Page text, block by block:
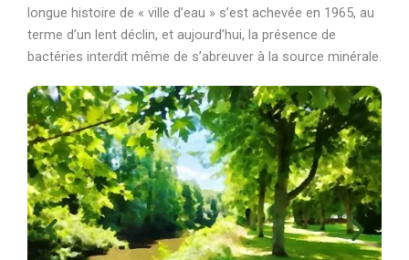
longue histoire de « ville d’eau » s’est achevée en 1965, au
terme d’un lent déclin, et aujourd’hui, la présence de
bactéries interdit même de s’abreuver à la source minérale.